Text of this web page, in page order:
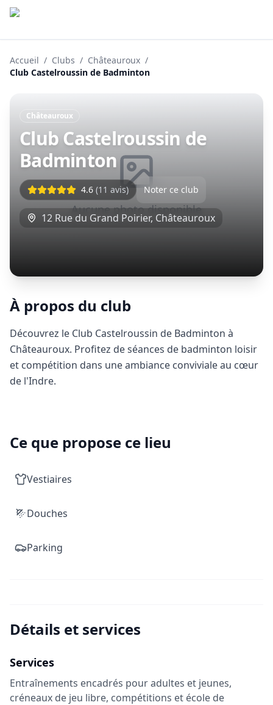
Accueil / Clubs / Châteauroux /
Club Castelroussin de Badminton
Aucune photo disponible
Châteauroux
Club Castelroussin de
Badminton
4.6 (11 avis) Noter ce club
12 Rue du Grand Poirier, Châteauroux
À propos du club
Découvrez le Club Castelroussin de Badminton à
Châteauroux. Profitez de séances de badminton loisir
et compétition dans une ambiance conviviale au cœur
de l'Indre.
Ce que propose ce lieu
Vestiaires
Douches
Parking
Détails et services
Services
Entraînements encadrés pour adultes et jeunes,
créneaux de jeu libre, compétitions et école de